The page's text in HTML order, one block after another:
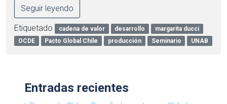
Seguir leyendo
Etiquetado cadena de valor desarrollo
margarita ducci
OCDE
Pacto Global Chile producción Seminario UNAB
Entradas recientes